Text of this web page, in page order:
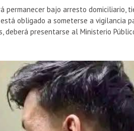
permanecer bajo arresto domiciliario,
obligado a someterse a vigilancia
deberá presentarse al Ministerio